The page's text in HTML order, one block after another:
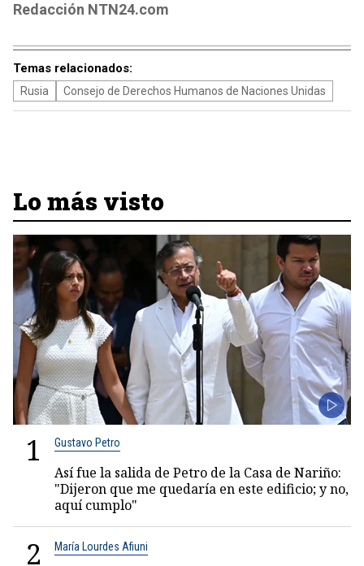
Redacción NTN24.com
Temas relacionados:
Rusia Consejo de Derechos Humanos de Naciones Unidas
Lo más visto
1 Gustavo Petro
Así fue la salida de Petro de la Casa de Nariño:
"Dijeron que me quedaría en este edificio; y no,
aquí cumplo"
2 María Lourdes Afiuni